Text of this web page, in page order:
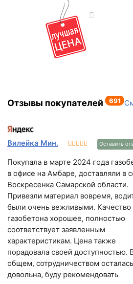
Удельная эффективная
радионуклидов (Бк/кг)
флеш-обжиг
сахара
19
Кол-во в машине
7980 шт
Отзывы покупателей 691
Вилейка Мин. Оставить
Покупала в марте 2024 года
в офисе на Амбаре, доставляли в
Воскресенка Самарской области.
Привезли материал вовремя,
были очень вежливыми. Качество
газобетона хорошее, полностью
соответствует заявленным
характеристикам. Цена также
порадовала своей доступностью.
общем, сотрудничеством осталась
довольна, буду рекомендовать